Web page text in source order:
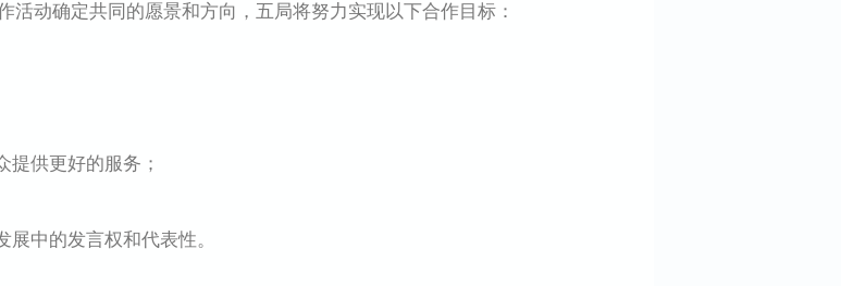
动确定共同的愿景和方向，五局将努力实现以下合作目标：
供更好的服务；
中的发言权和代表性。